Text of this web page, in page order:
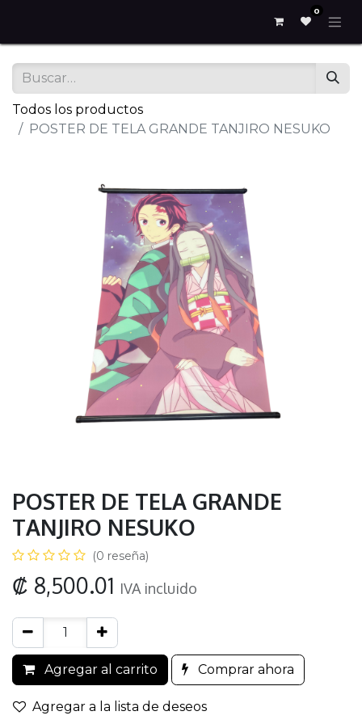
0
Todos los productos
POSTER DE TELA GRANDE TANJIRO NESUKO
POSTER DE TELA GRANDE
TANJIRO NESUKO
(0 reseña)
₡ 8,500.01 IVA incluido
Agregar al carrito Comprar ahora
Agregar a la lista de deseos